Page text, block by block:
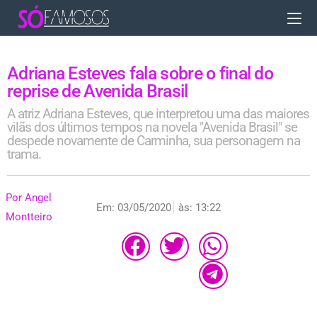
Adriana Esteves fala sobre o final do
reprise de Avenida Brasil
A atriz Adriana Esteves, que interpretou uma das maiores
vilãs dos últimos tempos na novela "Avenida Brasil" se
despede novamente de Carminha, sua personagem na
trama.
Por Angel
Montteiro
Em: 03/05/2020 às: 13:22